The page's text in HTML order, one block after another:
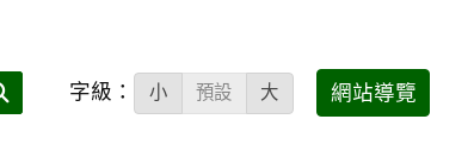
搜
字級： 小 預設 大 網站導覽